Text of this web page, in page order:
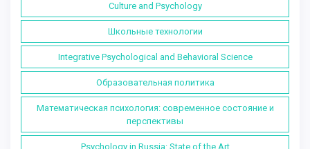
Culture and Psychology
Школьные технологии
Integrative Psychological and Behavioral Science
Образовательная политика
Математическая психология: современное состояние и
перспективы
Psychology in Russia: State of the Art